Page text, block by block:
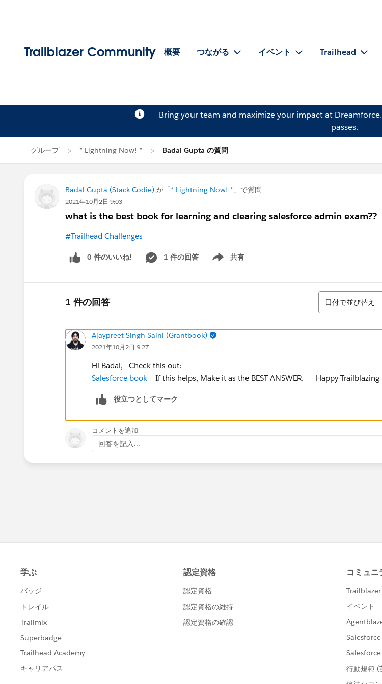
Trailblazer Community 概要 つながる イベント Trailhead
Bring your team and maximize your impact at Dreamforce.
passes.
グループ * Lightning Now! * Badal Gupta の質問
Badal Gupta (Stack Codie) が「* Lightning Now! * 」で質問
2021年10月2日 9:03
what is the best book for learning and clearing salesforce admin exam??
#Trailhead Challenges
0 件のいいね! 1 件の回答 共有
Show menu
1 件の回答
並び替え
日付で並び替え
Ajaypreet Singh Saini (Grantbook)
2021年10月2日 9:27
Hi Badal, Check this out:
Salesforce book If this helps, Make it as the BEST ANSWER. Happy Trailblazing
役立つとしてマーク
コメントを追加
回答を記入...